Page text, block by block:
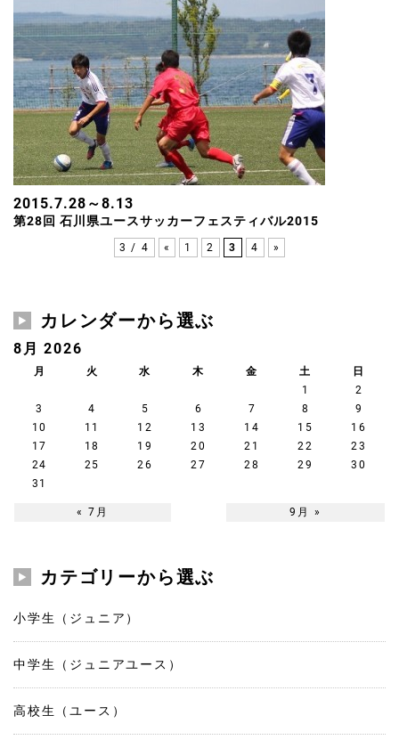
2015.7.28～8.13
第28回 石川県ユースサッカーフェスティバル2015
3 / 4 « 1 2 3 4 »
カレンダーから選ぶ
8月 2026
月 火 水 木 金 土
日
1
2
3
4 5 6 7 8
9
10
11 12 13 14 15
16
17
18 19 20 21 22
23
24
25 26 27 28 29
30
31
« 7月 9月 »
カテゴリーから選ぶ
小学生（ジュニア）
中学生（ジュニアユース）
高校生（ユース）